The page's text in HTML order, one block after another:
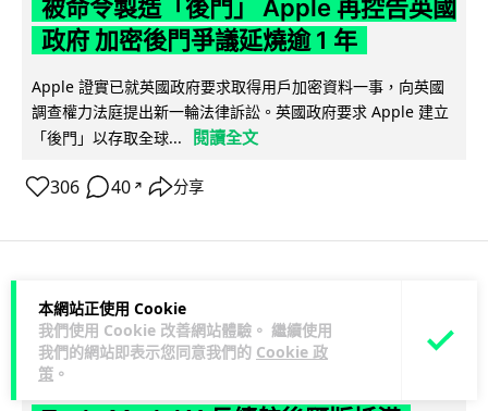
本網站正使用 Cookie
我們使用 Cookie 改善網站體驗。 繼續使用
我們的網站即表示您同意我們的 Cookie 政
策 。
被命令製造「後門」 Apple 再控告英國
政府 加密後門爭議延燒逾 1 年
Apple 證實已就英國政府要求取得用戶加密資料一事，向英國
調查權力法庭提出新一輪法律訴訟。英國政府要求 Apple 建立
「後門」以存取全球...
閱讀全文
306 40 ↗ 分享
科技娛樂 生活科技
Lawton 1 日